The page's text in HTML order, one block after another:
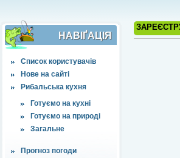
НАВІҐАЦІЯ
Список користувачів
Нове на сайті
Рибальська кухня
Готуємо на кухні
Готуємо на природі
Загальне
Прогноз погоди